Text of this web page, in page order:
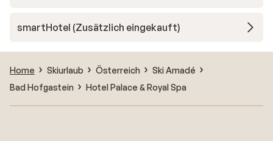
smartHotel (Zusätzlich eingekauft)
Home Skiurlaub Österreich
Ski Amadé
Bad Hofgastein
Hotel Palace & Royal Spa